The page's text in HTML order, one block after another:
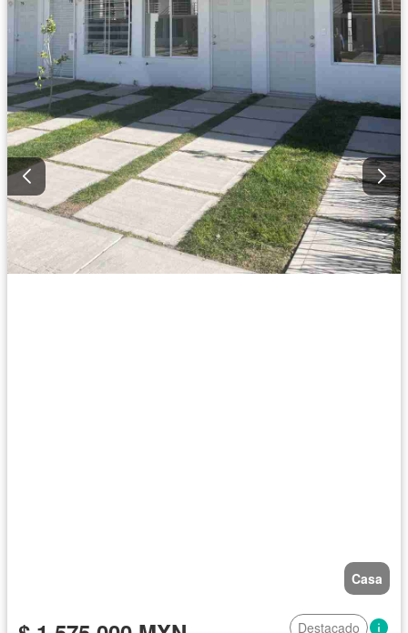
Casa
Destacado